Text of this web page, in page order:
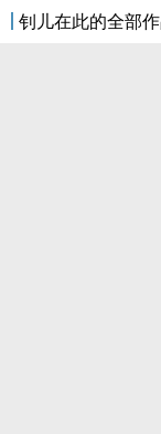
钊儿在此的全部